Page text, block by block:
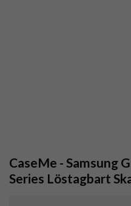
CaseMe - Samsung
Series Löstagbart